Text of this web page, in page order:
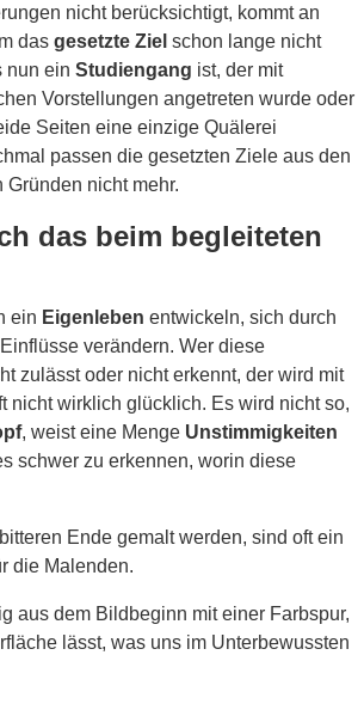
nicht berücksichtigt, kommt an
das gesetzte Ziel schon lange nicht
nun ein Studiengang ist, der mit
Vorstellungen angetreten wurde oder
Seiten eine einzige Quälerei
passen die gesetzten Ziele aus den
nicht mehr.
das beim begleiteten
ein Eigenleben entwickeln, sich durch
verändern. Wer diese
zulässt oder nicht erkennt, der wird mit
nicht wirklich glücklich. Es wird nicht so,
, weist eine Menge Unstimmigkeiten
schwer zu erkennen, worin diese
Ende gemalt werden, sind oft ein
die Malenden.
aus dem Bildbeginn mit einer Farbspur,
lässt, was uns im Unterbewussten